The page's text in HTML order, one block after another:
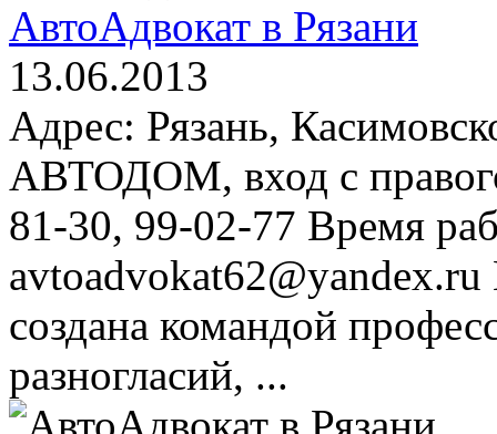
АвтоАдвокат в Рязани
13.06.2013
Адрес: Рязань,
АВТОДОМ, вход с
81-30, 99-02-77 Время
создана командой
разногласий, ...